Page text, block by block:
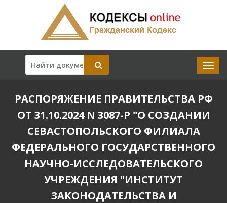
РАСПОРЯЖЕНИЕ ПРАВИТЕЛЬСТВА РФ
ОТ 31.10.2024 N 3087-Р "О СОЗДАНИИ
СЕВАСТОПОЛЬСКОГО ФИЛИАЛА
ФЕДЕРАЛЬНОГО ГОСУДАРСТВЕННОГО
НАУЧНО-ИССЛЕДОВАТЕЛЬСКОГО
УЧРЕЖДЕНИЯ "ИНСТИТУТ
ЗАКОНОДАТЕЛЬСТВА И